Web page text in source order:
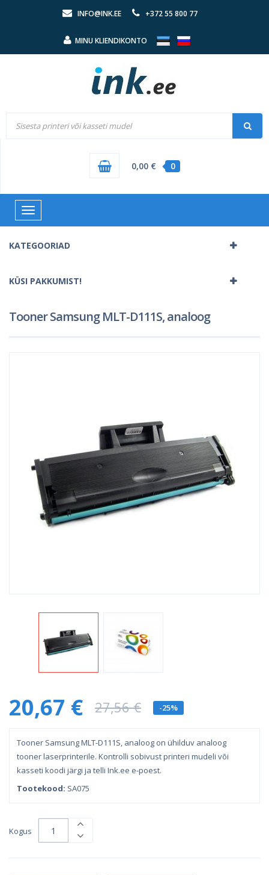
INFO@INK.EE +372 55 800 77
MINU KLIENDIKONTO
0
0,00 €
Toggle
navigation
KATEGOORIAD
KÜSI PAKKUMIST!
Tooner Samsung MLT-D111S, analoog
20,67 € 27,56 € -25%
Tooner Samsung MLT-D111S, analoog on ühilduv analoog
tooner laserprinterile. Kontrolli sobivust printeri mudeli või
kasseti koodi järgi ja telli Ink.ee e-poest.
Tootekood: SA075
Kogus